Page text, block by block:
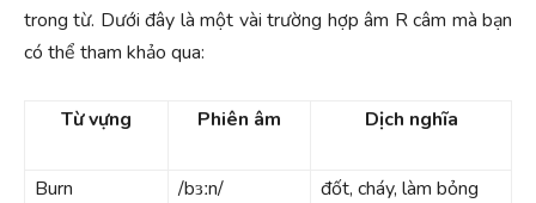
trong từ. Dưới đây là một vài trường hợp âm R câm mà bạn
có thể tham khảo qua:
Từ vựng Phiên âm Dịch nghĩa
Burn /bɜːn/ đốt, cháy, làm bỏng